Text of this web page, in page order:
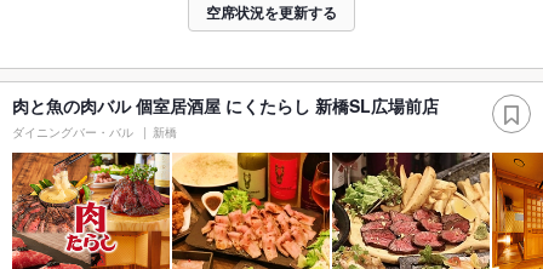
空席状況を更新する
肉と魚の肉バル 個室居酒屋 にくたらし 新橋SL広場前店
ダイニングバー・バル 新橋